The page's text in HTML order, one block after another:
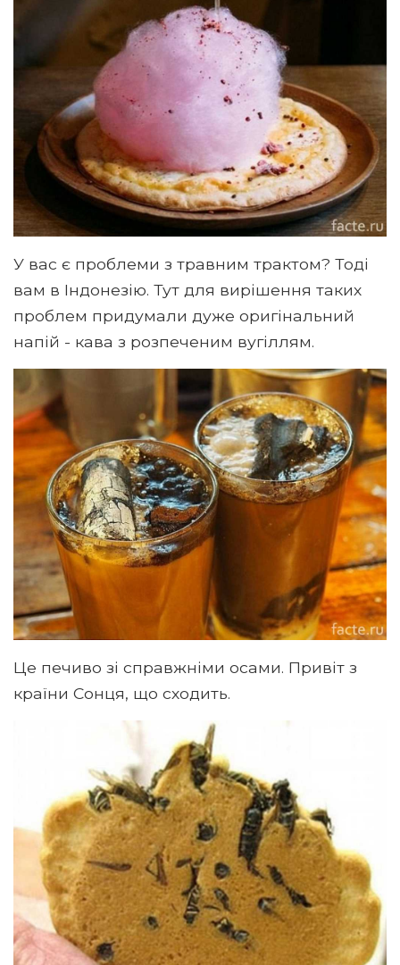
У вас є проблеми з травним трактом? Тоді
вам в Індонезію. Тут для вирішення таких
проблем придумали дуже оригінальний
напій - кава з розпеченим вугіллям.
Це печиво зі справжніми осами. Привіт з
країни Сонця, що сходить.